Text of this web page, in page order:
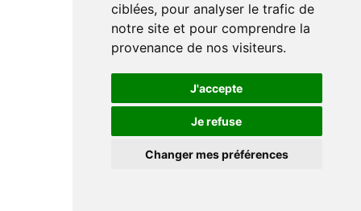
ciblées, pour analyser le trafic de
notre site et pour comprendre la
provenance de nos visiteurs.
J'accepte
Je refuse
Changer mes préférences